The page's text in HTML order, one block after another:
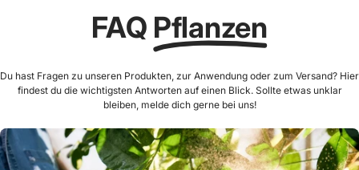
FAQ Pflanzen
Du hast Fragen zu unseren Produkten, zur Anwendung oder zum Versand? Hier
findest du die wichtigsten Antworten auf einen Blick. Sollte etwas unklar
bleiben, melde dich gerne bei uns!